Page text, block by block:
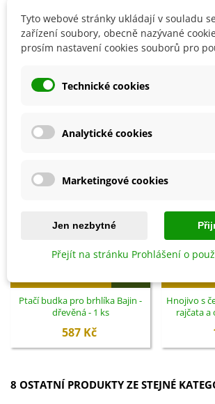
Detaily produktu
SOUVISEJÍCÍ PRODUKTY
Ptačí budka pro brhlíka Bajin -
dřevěná - 1 ks
587 Kč
Hnojivo s
rajčata a
8 OSTATNÍ PRODUKTY ZE STEJNÉ
Tyto webové stránky ukládají v souladu
zařízení soubory, obecně nazývané
prosím nastavení cookies souborů pro
Technické cookies
Analytické cookies
Marketingové cookies
Jen nezbytné
Přejít na stránku Prohlášení o